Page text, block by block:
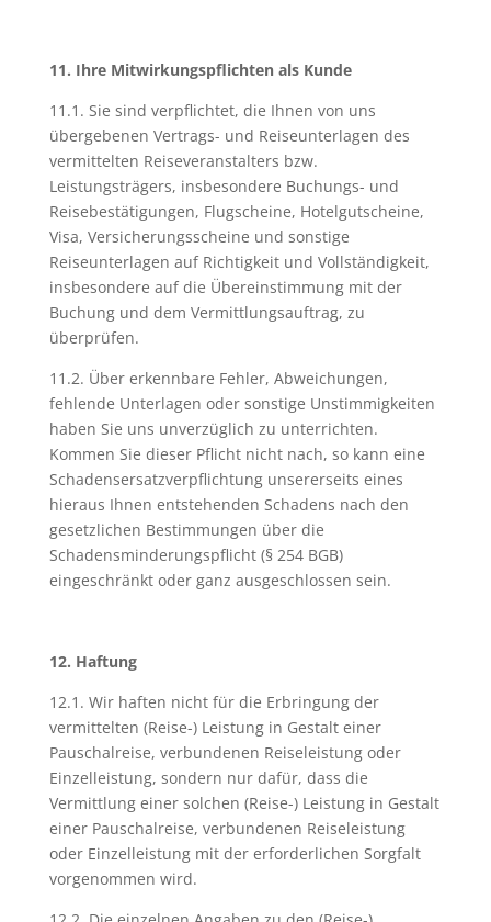
11. Ihre Mitwirkungspflichten als Kunde
11.1. Sie sind verpflichtet, die Ihnen von uns
übergebenen Vertrags- und Reiseunterlagen des
vermittelten Reiseveranstalters bzw.
Leistungsträgers, insbesondere Buchungs- und
Reisebestätigungen, Flugscheine, Hotelgutscheine,
Visa, Versicherungsscheine und sonstige
Reiseunterlagen auf Richtigkeit und Vollständigkeit,
insbesondere auf die Übereinstimmung mit der
Buchung und dem Vermittlungsauftrag, zu
überprüfen.
11.2. Über erkennbare Fehler, Abweichungen,
fehlende Unterlagen oder sonstige Unstimmigkeiten
haben Sie uns unverzüglich zu unterrichten.
Kommen Sie dieser Pflicht nicht nach, so kann eine
Schadensersatzverpflichtung unsererseits eines
hieraus Ihnen entstehenden Schadens nach den
gesetzlichen Bestimmungen über die
Schadensminderungspflicht (§ 254 BGB)
eingeschränkt oder ganz ausgeschlossen sein.
12. Haftung
12.1. Wir haften nicht für die Erbringung der
vermittelten (Reise-) Leistung in Gestalt einer
Pauschalreise, verbundenen Reiseleistung oder
Einzelleistung, sondern nur dafür, dass die
Vermittlung einer solchen (Reise-) Leistung in Gestalt
einer Pauschalreise, verbundenen Reiseleistung
oder Einzelleistung mit der erforderlichen Sorgfalt
vorgenommen wird.